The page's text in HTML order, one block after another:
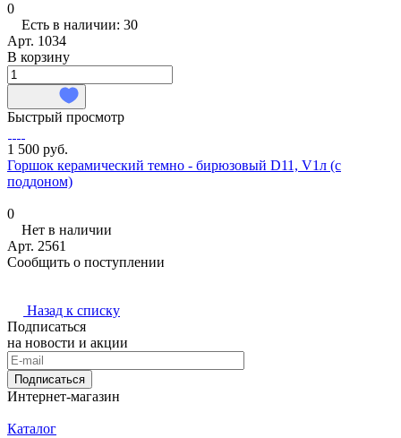
0
Есть в наличии: 30
Арт. 1034
В корзину
Быстрый просмотр
1 500 руб.
Горшок керамический темно - бирюзовый D11, V1л (с
поддоном)
0
Нет в наличии
Арт. 2561
Сообщить о поступлении
Назад к списку
Подписаться
на новости и акции
Подписаться
Интернет-магазин
Каталог